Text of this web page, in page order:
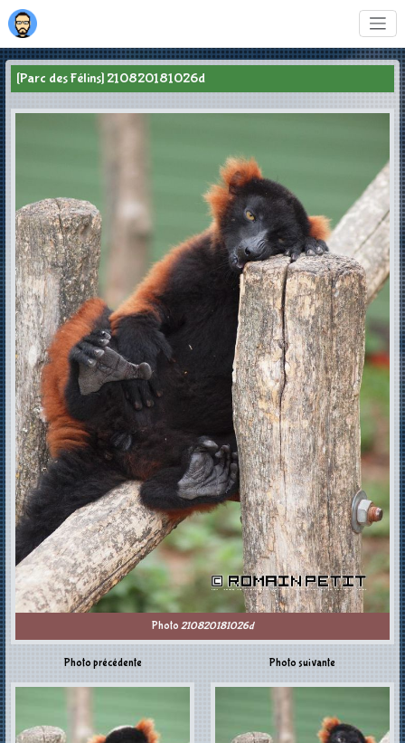
[Parc des Félins] 210820181026d
Photo 210820181026d
Photo précédente Photo suivante